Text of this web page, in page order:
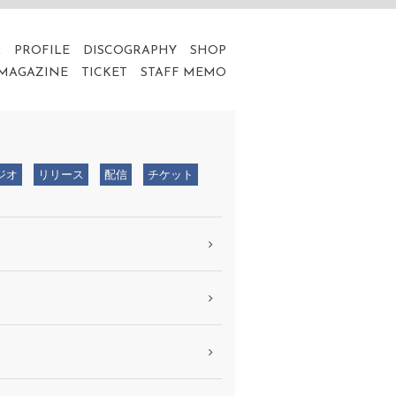
PROFILE DISCOGRAPHY
SHOP
TICKET STAFF MEMO
オ リリース 配信 チケット